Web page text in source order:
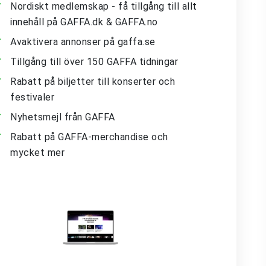
Nordiskt medlemskap - få tillgång till allt
innehåll på GAFFA.dk & GAFFA.no
Avaktivera annonser på gaffa.se
Tillgång till över 150 GAFFA tidningar
Rabatt på biljetter till konserter och
festivaler
Nyhetsmejl från GAFFA
Rabatt på GAFFA-merchandise och
mycket mer